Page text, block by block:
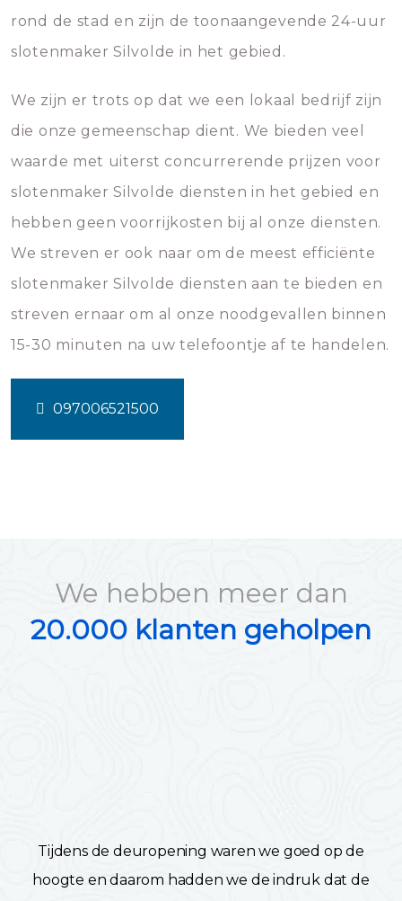
rond de stad en zijn de toonaangevende 24-uur
slotenmaker Silvolde in het gebied.
We zijn er trots op dat we een lokaal bedrijf zijn
die onze gemeenschap dient. We bieden veel
waarde met uiterst concurrerende prijzen voor
slotenmaker Silvolde diensten in het gebied en
hebben geen voorrijkosten bij al onze diensten.
We streven er ook naar om de meest efficiënte
slotenmaker Silvolde diensten aan te bieden en
streven ernaar om al onze noodgevallen binnen
15-30 minuten na uw telefoontje af te handelen.
097006521500
We hebben meer dan
20.000 klanten geholpen
Tijdens de deuropening waren we goed op de
hoogte en daarom hadden we de indruk dat de